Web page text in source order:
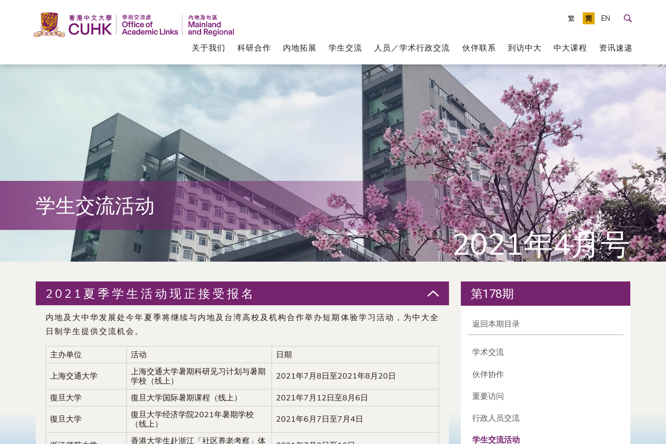
EN
繁 简
关于我们 科研合作 内地拓展 学生交流 人员／学术行政交流 伙伴联系 到访中大 中大课程 资讯速递
香
学
术
交
学生交流活动
2021年4月号
2021夏季学生活动现正接受报名
内地及大中华发展处今年夏季将继续与内地及台湾高校及机构合作举办短期体验学习活动，为中大全
日制学生提供交流机会。
主办单位 活动 日期
上海交通大学
上海交通大学暑期科研见习计划与暑期
学校（线上）
2021年7月8日至2021年8月20日
復旦大学 復旦大学国际暑期课程（线上） 2021年7月12日至8月6日
復旦大学
復旦大学经济学院2021年暑期学校
（线上）
2021年6月7日至7月4日
香港大学生赴浙江「社区养老考察」体
第178期
返回本期目录
学术交流
伙伴协作
重要访问
行政人员交流
学生交流活动